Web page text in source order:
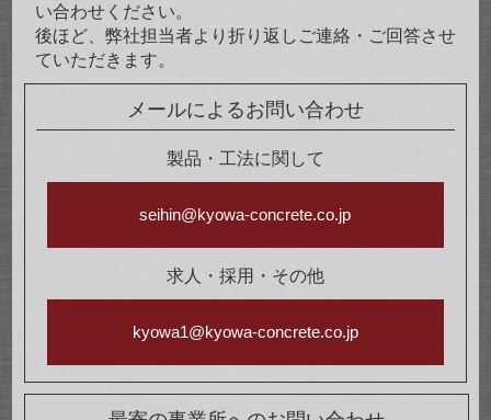
い合わせください。
後ほど、弊社担当者より折り返しご連絡・ご回答させ
ていただきます。
メールによるお問い合わせ
製品・工法に関して
seihin@kyowa-concrete.co.jp
求人・採用・その他
kyowa1@kyowa-concrete.co.jp